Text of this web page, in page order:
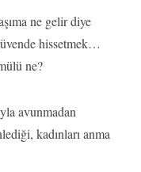
ne gelir diye
hissetmek…
ne?
avunmadan
kadınları anma